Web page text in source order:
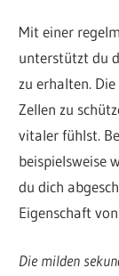
Mit einer
unterstützt du
zu erhalten.
Zellen zu
vitaler fühlst.
beispielsweise
du dich
Eigenschaft
Die milden